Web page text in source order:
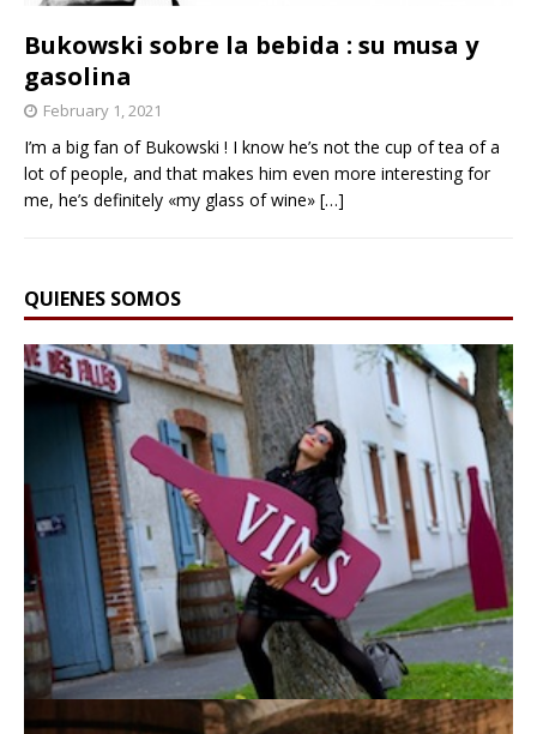
Bukowski sobre la bebida : su musa y
gasolina
February 1, 2021
I’m a big fan of Bukowski ! I know he’s not the cup of tea of a
lot of people, and that makes him even more interesting for
me, he’s definitely «my glass of wine» […]
QUIENES SOMOS